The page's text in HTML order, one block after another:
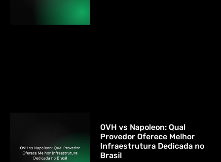
OVH vs Napoleon: Qual
Provedor Oferece Melhor
Infraestrutura Dedicada no
Brasil